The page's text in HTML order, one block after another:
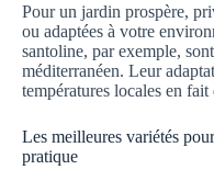
Pour un jardin prospère,
ou adaptées à votre
santoline, par exemple,
méditerranéen. Leur
températures locales en
Les meilleures variétés
pratique